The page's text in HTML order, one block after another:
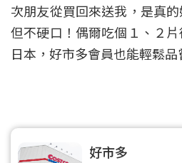
次朋友從買回來送我，是真
但不硬口！偶爾吃個１、２
日本，好市多會員也能輕鬆品
好市多